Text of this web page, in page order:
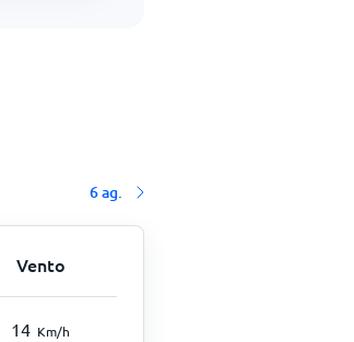
6 ag.
Vento
14 Km/h